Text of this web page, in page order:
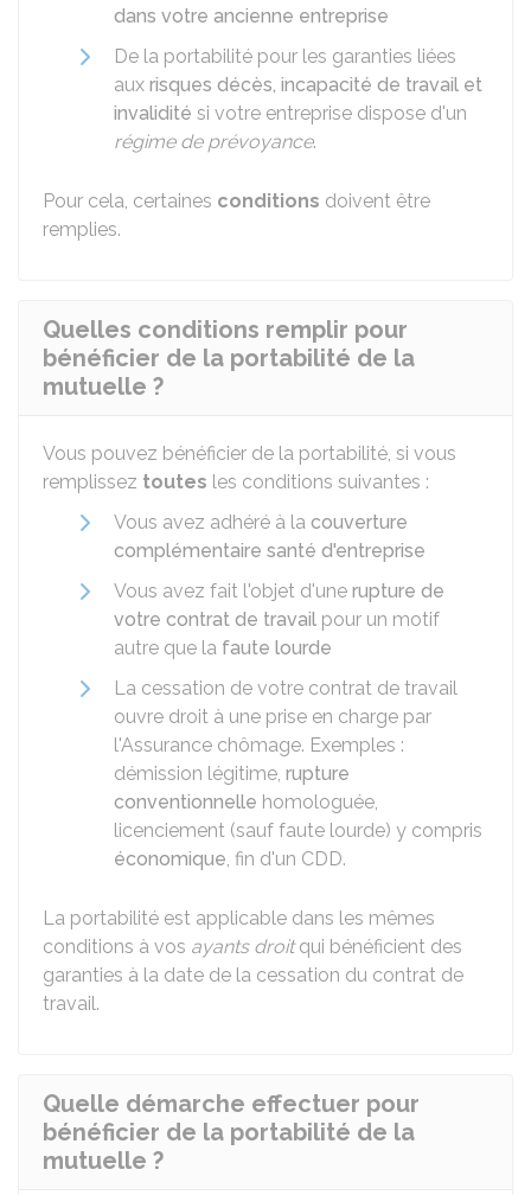
dans votre ancienne entreprise
De la portabilité pour les garanties liées
aux risques décès, incapacité de travail et
invalidité si votre entreprise dispose d'un
régime de prévoyance.
Pour cela, certaines conditions doivent être
remplies.
Quelles conditions remplir pour
bénéficier de la portabilité de la
mutuelle ?
Vous pouvez bénéficier de la portabilité, si vous
remplissez toutes les conditions suivantes :
Vous avez adhéré à la couverture
complémentaire santé d'entreprise
Vous avez fait l'objet d'une rupture de
votre contrat de travail pour un motif
autre que la faute lourde
La cessation de votre contrat de travail
ouvre droit à une prise en charge par
l'Assurance chômage. Exemples :
démission légitime, rupture
conventionnelle homologuée,
licenciement (sauf faute lourde) y compris
économique, fin d'un CDD.
La portabilité est applicable dans les mêmes
conditions à vos ayants droitqui bénéficient des
garanties à la date de la cessation du contrat de
travail.
Quelle démarche effectuer pour
bénéficier de la portabilité de la
mutuelle ?